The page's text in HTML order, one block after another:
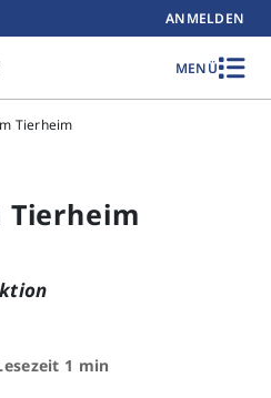
ANMELDEN
MENÜ
Tierheim
Tierheim
1 min